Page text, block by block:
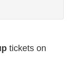
tickets on